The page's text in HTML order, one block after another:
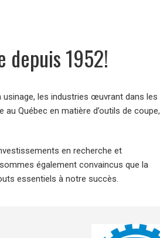
depuis 1952!
usinage, les industries œuvrant dans les
Québec en matière d’outils de coupe,
en recherche et
également convaincus que la
essentiels à notre succès.